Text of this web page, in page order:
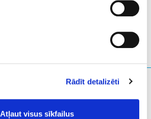
Rādīt detalizēti
Atļaut visus sīkfailus